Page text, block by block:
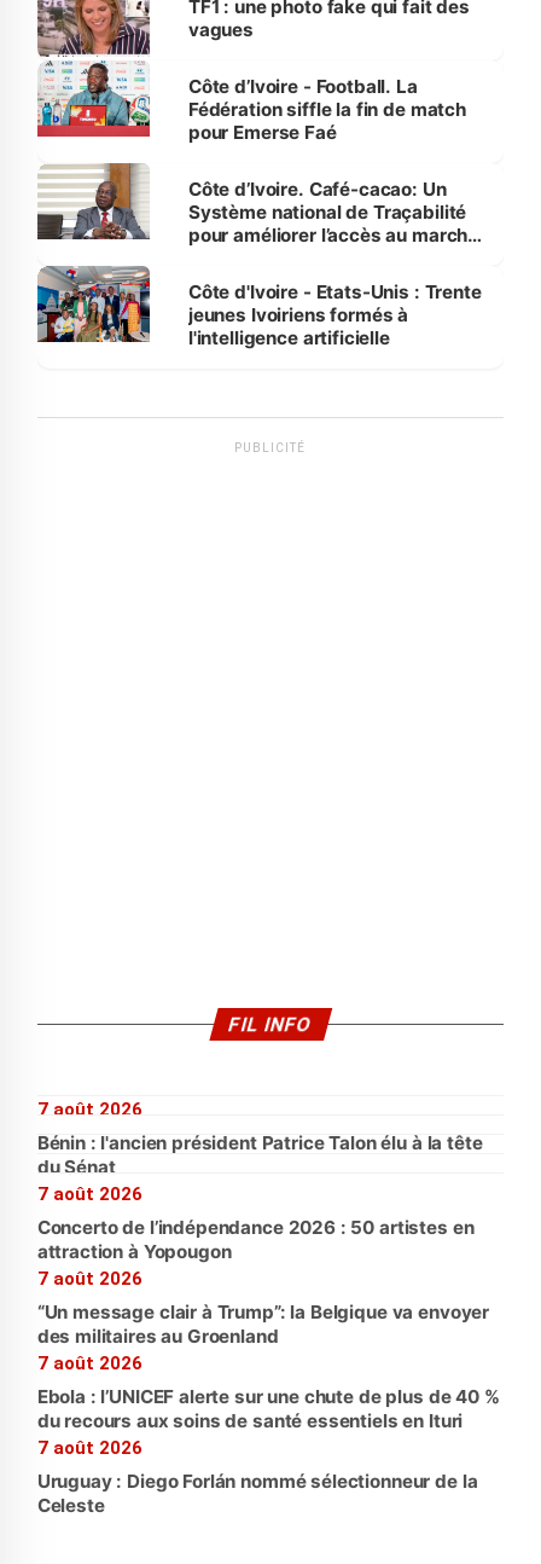
TF1 : une photo fake qui fait des
vagues
Côte d’Ivoire - Football. La
Fédération siffle la fin de match
pour Emerse Faé
Côte d’Ivoire. Café-cacao: Un
Système national de Traçabilité
pour améliorer l’accès au marché
Côte d'Ivoire - Etats-Unis : Trente
jeunes Ivoiriens formés à
l'intelligence artificielle
PUBLICITÉ
FIL INFO
7 août 2026
Bénin : l'ancien président Patrice Talon élu à la tête
du Sénat
7 août 2026
Concerto de l’indépendance 2026 : 50 artistes en
attraction à Yopougon
7 août 2026
“Un message clair à Trump”: la Belgique va envoyer
des militaires au Groenland
7 août 2026
Ebola : l’UNICEF alerte sur une chute de plus de 40 %
du recours aux soins de santé essentiels en Ituri
7 août 2026
Uruguay : Diego Forlán nommé sélectionneur de la
Celeste